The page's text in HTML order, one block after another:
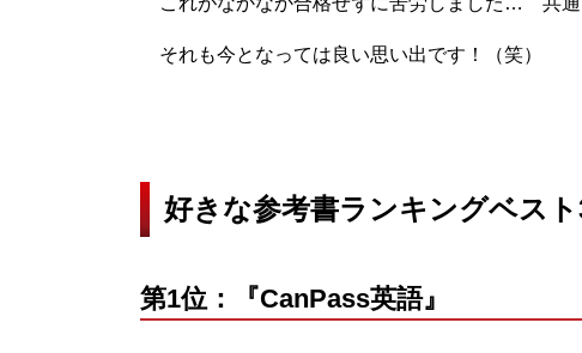
それも今となっては良い思い出です！（笑）
好きな参考書ランキングベスト
第1位： 『CanPass英語』